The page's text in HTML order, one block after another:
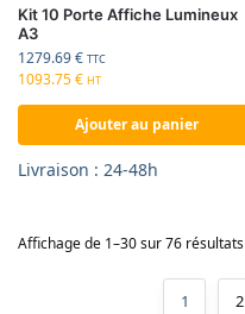
Kit 10 Porte Affiche Lumineux
A3
1279.69€ TTC
1093.75€ HT
Ajouter au panier
Livraison : 24-48h
Affichage de 1–30 sur 76 résultats
1 2